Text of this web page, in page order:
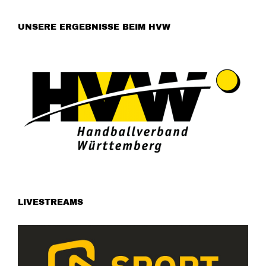
UNSERE ERGEBNISSE BEIM HVW
LIVESTREAMS